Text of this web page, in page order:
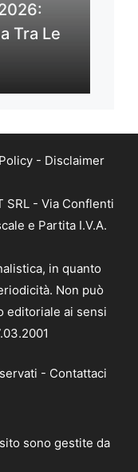
Tra Le
- Disclaimer
SRL - Via Conflenti
e Partita I.V.A.
in quanto
Non può
editoriale ai sensi
- Contattaci
sono gestite da